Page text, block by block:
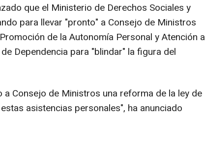
que el Ministerio de Derechos Sociales y
para llevar "pronto" a Consejo de Ministros
de la Autonomía Personal y Atención a
Dependencia para "blindar" la figura del
Consejo de Ministros una reforma de la ley de
asistencias personales", ha anunciado